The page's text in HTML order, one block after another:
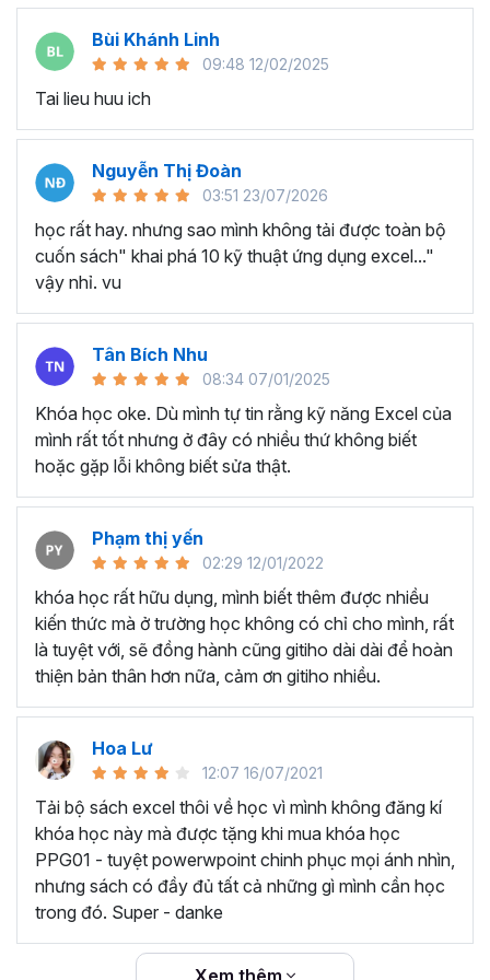
cơ bản như cộng, trừ, nhân, chia?
của Excel rồi!
Ngoài chức năng nhập liệu và tính toán cơ bản, Excel còn
cho phép chúng ta chỉnh sửa và quản lý dữ liệu, xây dựng
báo cáo, vẽ biểu đồ, phân tích dữ liệu, thậm chí bạn có
thểviết code VBA Excelđể tự động hóa công việc hàng
ngày trên Excel của mình đấy.
Vậy nên, nếu bạn còn giữ những suy nghĩ này thì hãy gạt
bỏ nó để chúng ta cùng khám phá những điều thú vị
Bạn sẽ học được gì qua cuốn
Ebook Excel này?
Tài liệu học Excel này do trực tiếp giảng viên của Gitiho
có nhiều kinh nghiệm trong lĩnh vực đào tạo & phát triển
Cuốn sách được cô đọng và đúc kết những kiến thức
quan trọng nhất về Excel mà học viên thường thắc mắc
trong nhiều năm đi dạy.Nội dung chính của cuốn
Ebook Microsoft Excelnày bao gồm:
Chương 1: Nhập dữ liệu trên Excel
Chương 2: Định dạng dữ liệu trong Excel
Chương 3 : Tầm quan trọng của cấu trúc dữ liệu trong
Excel
Chương 4: Những chú ý khi dùng bộ lọc (Filter) trong
Excel
Chương 5: Cách viết công thức hàm từ cơ bản đến nâng
cao trong Excel
Chương 6: Kỹ thuật làm sạch bảng dữ liệu
: Xây dựng báo cáo tổng hợp bằng Excel
Bùi Khánh Linh
09:48 12/02/2025
Tai lieu huu ich
Nguyễn Thị Đoàn
03:51 23/07/2026
học rất hay. nhưng sao mình không tải được toàn bộ
cuốn sách" khai phá 10 kỹ thuật ứng dụng excel..."
vậy nhỉ. vu
Tân Bích Nhu
08:34 07/01/2025
Khóa học oke. Dù mình tự tin rằng kỹ năng Excel của
mình rất tốt nhưng ở đây có nhiều thứ không biết
hoặc gặp lỗi không biết sửa thật.
Phạm thị yến
02:29 12/01/2022
khóa học rất hữu dụng, mình biết thêm được nhiều
kiến thức mà ở trường học không có chỉ cho mình, rất
là tuyệt với, sẽ đồng hành cũng gitiho dài dài để hoàn
thiện bản thân hơn nữa, cảm ơn gitiho nhiều.
Hoa Lư
12:07 16/07/2021
Tải bộ sách excel thôi về học vì mình không đăng kí
khóa học này mà được tặng khi mua khóa học
PPG01 - tuyệt powerwpoint chinh phục mọi ánh nhìn,
nhưng sách có đầy đủ tất cả những gì mình cần học
trong đó. Super - danke
Xem thêm